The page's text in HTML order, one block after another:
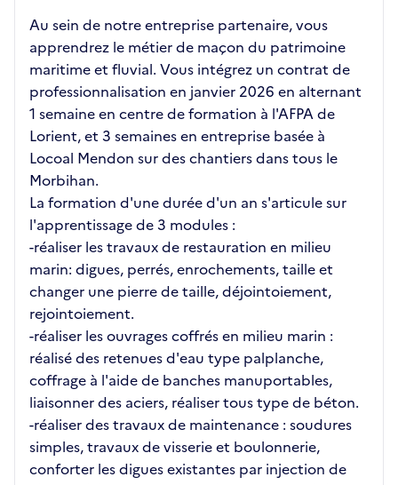
Au sein de notre entreprise partenaire, vous
apprendrez le métier de maçon du patrimoine
maritime et fluvial. Vous intégrez un contrat de
professionnalisation en janvier 2026 en alternant
1 semaine en centre de formation à l'AFPA de
Lorient, et 3 semaines en entreprise basée à
Locoal Mendon sur des chantiers dans tous le
Morbihan.
La formation d'une durée d'un an s'articule sur
l'apprentissage de 3 modules :
-réaliser les travaux de restauration en milieu
marin: digues, perrés, enrochements, taille et
changer une pierre de taille, déjointoiement,
rejointoiement.
-réaliser les ouvrages coffrés en milieu marin :
réalisé des retenues d'eau type palplanche,
coffrage à l'aide de banches manuportables,
liaisonner des aciers, réaliser tous type de béton.
-réaliser des travaux de maintenance : soudures
simples, travaux de visserie et boulonnerie,
conforter les digues existantes par injection de